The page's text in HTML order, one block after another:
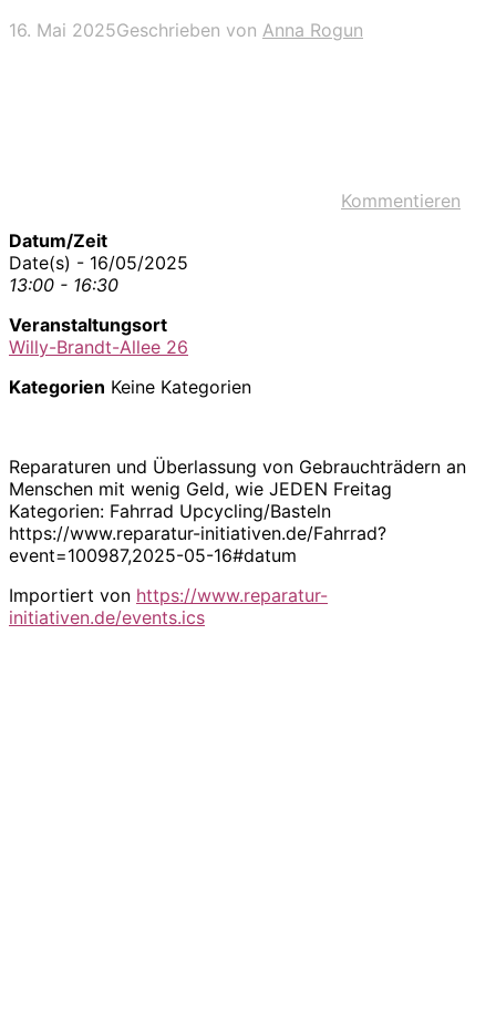
16. Mai 2025Geschrieben von Anna Rogun
Kommentieren
Datum/Zeit
Date(s) - 16/05/2025
13:00 - 16:30
Veranstaltungsort
Willy-Brandt-Allee 26
Kategorien Keine Kategorien
Reparaturen und Überlassung von Gebrauchträdern an
Menschen mit wenig Geld, wie JEDEN Freitag
Kategorien: Fahrrad Upcycling/Basteln
https://www.reparatur-initiativen.de/Fahrrad?
event=100987,2025-05-16#datum
Importiert von https://www.reparatur-
initiativen.de/events.ics